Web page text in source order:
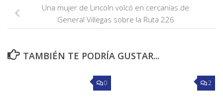
Una mujer de Lincoln volcó en cercanías de
General Villegas sobre la Ruta 226
TAMBIÉN TE PODRÍA GUSTAR...
0 2